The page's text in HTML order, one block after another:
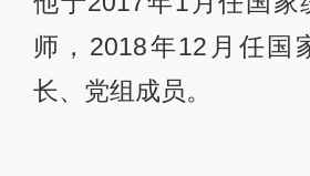
师，2018年12月任国
长、党组成员。